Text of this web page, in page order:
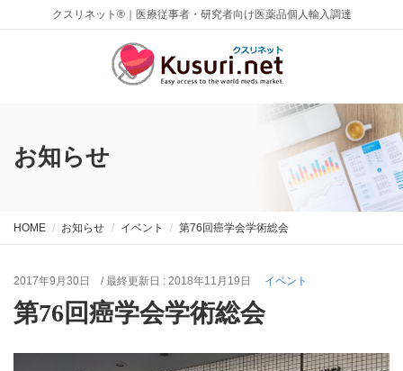
クスリネット®｜医療従事者・研究者向け医薬品個人輸入調達
お知らせ
HOME お知らせ イベント 第76回癌学会学術総会
2017年9月30日 / 最終更新日 : 2018年11月19日 イベント
第76回癌学会学術総会